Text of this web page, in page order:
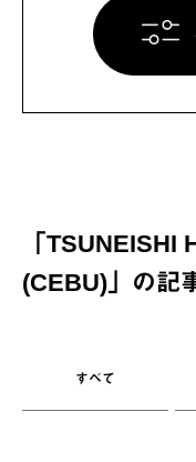
「TSUNEISHI
(CEBU) 」の記
すべて